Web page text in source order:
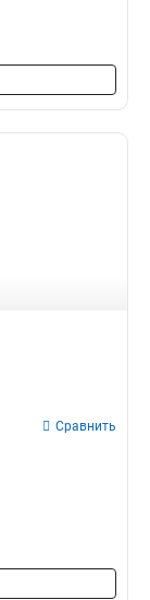
Сравнить